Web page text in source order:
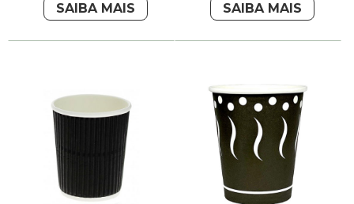
SAIBA MAIS SAIBA MAIS